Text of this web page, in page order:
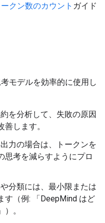
ークン数のカウント ガイド
モデルを効率的に使用し
を分析して、失敗の原因
します。
力の場合は、トークンを
思考を減らすようにプロ
分類には、最小限または
す（例: 「DeepMind はど
。